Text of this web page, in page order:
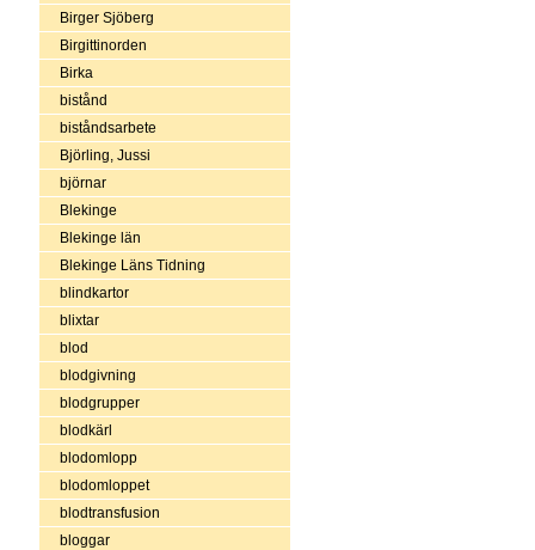
Birger Sjöberg
Birgittinorden
Birka
bistånd
biståndsarbete
Björling, Jussi
björnar
Blekinge
Blekinge län
Blekinge Läns Tidning
blindkartor
blixtar
blod
blodgivning
blodgrupper
blodkärl
blodomlopp
blodomloppet
blodtransfusion
bloggar